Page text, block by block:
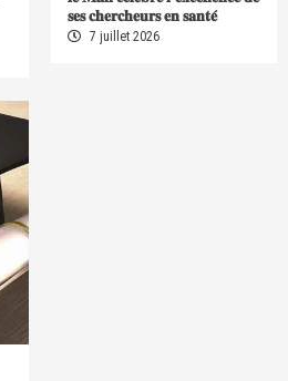
𝐬𝐞𝐬 𝐜𝐡𝐞𝐫𝐜𝐡𝐞𝐮𝐫𝐬 𝐞𝐧 𝐬𝐚𝐧𝐭𝐞́
7 juillet 2026